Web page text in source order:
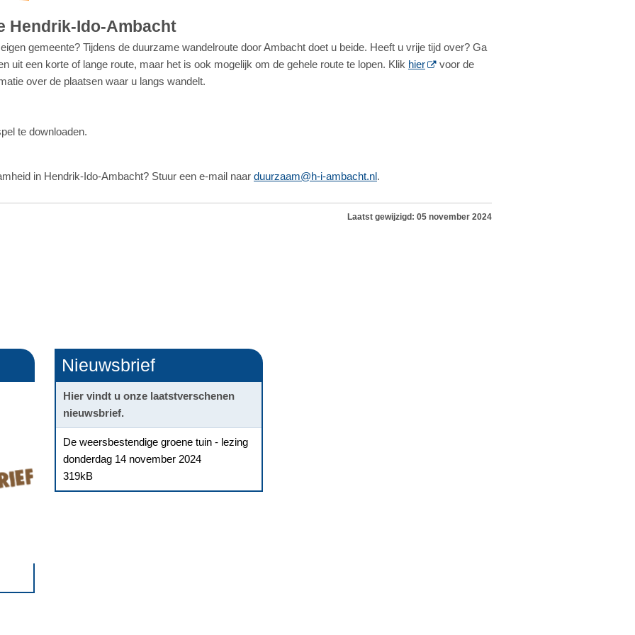
Hendrik-Ido-Ambacht
gemeente? Tijdens de duurzame wandelroute door Ambacht doet u beide. Heeft u vrije tijd over? Ga
uit een korte of lange route, maar het is ook mogelijk om de gehele route te lopen. Klik hier
voor de
over de plaatsen waar u langs wandelt.
te downloaden.
in Hendrik-Ido-Ambacht? Stuur een e-mail naar duurzaam@h-i-ambacht.nl.
Laatst gewijzigd: 05 november 2024
Nieuwsbrief
Hier vindt u onze laatstverschenen
nieuwsbrief.
De weersbestendige groene tuin - lezing
donderdag 14 november 2024
319kB